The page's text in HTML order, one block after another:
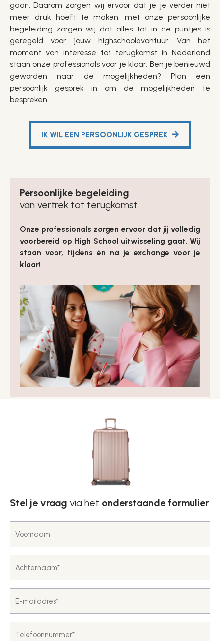
gaan. Daarom zorgen wij ervoor dat je je verder niet
meer druk hoeft te maken, met onze persoonlijke
begeleiding zorgen wij dat alles tot in de puntjes is
geregeld voor jouw highschoolavontuur. Van het
moment van interesse tot terugkomst in Nederland
staan onze professionals voor je klaar. Ben je benieuwd
geworden naar de mogelijkheden? Plan een
persoonlijk gesprek in om de mogelijkheden te
bespreken.
IK WIL EEN PERSOONLIJK GESPREK
Persoonlijke begeleiding
van vertrek tot terugkomst
Onze professionals zorgen ervoor dat jij volledig
voorbereid op High School uitwisseling gaat. Wij
staan voor, tijdens én na je exchange voor je
klaar!
Stel je vraag via het onderstaande formulier
mailadres